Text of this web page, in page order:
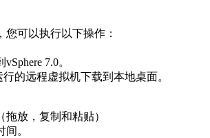
您可以执行以下操作：
7.0。
行的远程虚拟机下载到本地桌面。
放，复制和粘贴）
。